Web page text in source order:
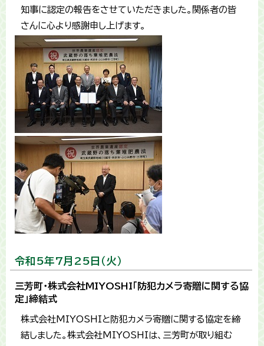
知事に認定の報告をさせていただきました。関係者の皆
さんに心より感謝申し上げます。
令和5年7月25日（火）
三芳町・株式会社MIYOSHI「防犯カメラ寄贈に関する協
定」締結式
株式会社MIYOSHIと防犯カメラ寄贈に関する協定を締
結しました。株式会社MIYOSHIは、三芳町が取り組む